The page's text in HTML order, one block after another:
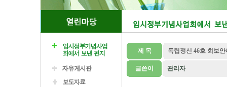
제 목 독립정신 46호 회보안
글쓴이 관리자